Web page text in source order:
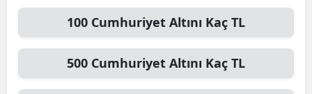
100 Cumhuriyet Altını Kaç TL
500 Cumhuriyet Altını Kaç TL